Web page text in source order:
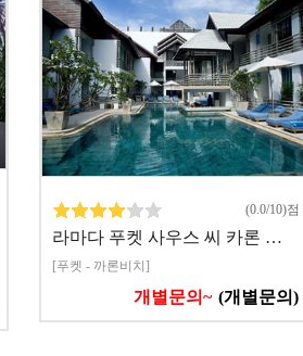
(0.0/10)점
라마다 푸켓 사우스 씨 카론 …
[푸켓 - 까론비치]
개별문의~ (개별문의)